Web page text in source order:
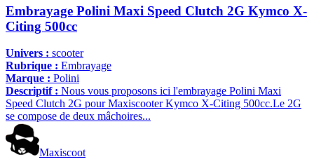
Embrayage Polini Maxi Speed Clutch 2G Kymco X-
Citing 500cc
Univers : scooter
Rubrique : Embrayage
Marque : Polini
Descriptif : Nous vous proposons ici l'embrayage Polini Maxi
Speed Clutch 2G pour Maxiscooter Kymco X-Citing 500cc.Le 2G
se compose de deux mâchoires...
Maxiscoot